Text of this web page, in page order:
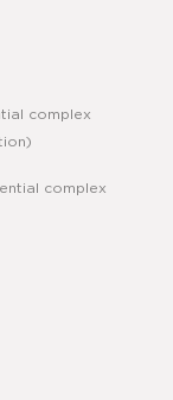
complex
complex